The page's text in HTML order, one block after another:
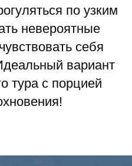
по узким
невероятные
себя
вариант
тура с порцией